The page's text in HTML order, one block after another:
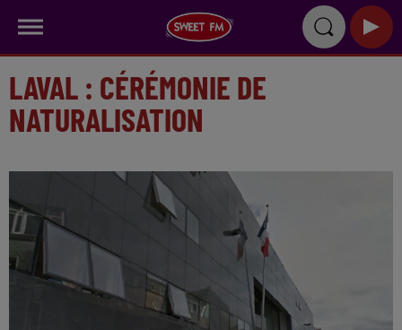
LAVAL : CÉRÉMONIE DE
NATURALISATION